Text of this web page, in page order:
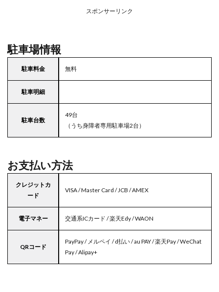
スポンサーリンク
駐車場情報
駐車料金 無料
駐車明細
駐車台数
49台
（うち身障者専用駐車場2台）
お支払い方法
クレジットカ
ード
VISA / Master Card / JCB / AMEX
電子マネー 交通系ICカード / 楽天Edy / WAON
QRコード
PayPay / メルペイ / d払い / au PAY / 楽天Pay / WeChat
Pay / Alipay+